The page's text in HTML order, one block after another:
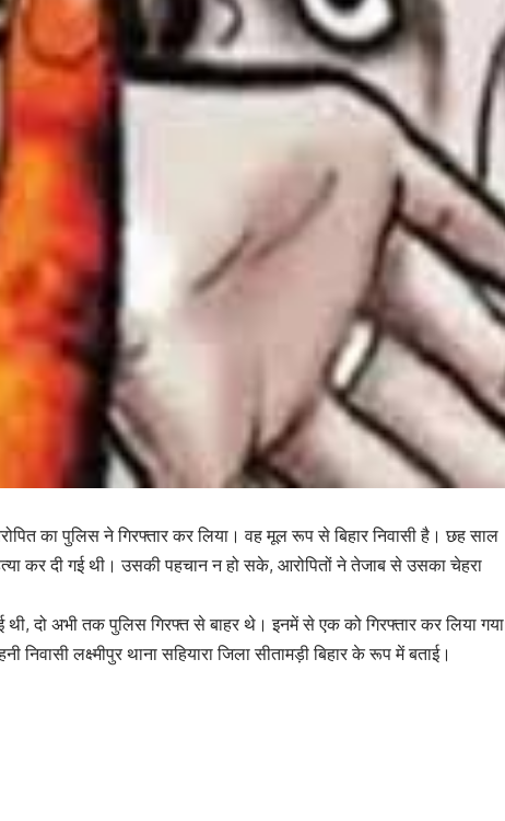
का पुलिस ने गिरफ्तार कर लिया। वह मूल रूप से बिहार निवासी है। छह साल
कर दी गई थी। उसकी पहचान न हो सके, आरोपितों ने तेजाब से उसका चेहरा
थी, दो अभी तक पुलिस गिरफ्त से बाहर थे। इनमें से एक को गिरफ्तार कर लिया गया
लक्ष्मीपुर थाना सहियारा जिला सीतामड़ी बिहार के रूप में बताई।